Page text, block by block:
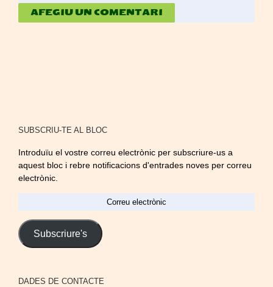
SUBSCRIU-TE AL BLOC
Introduïu el vostre correu electrònic per subscriure-us a
aquest bloc i rebre notificacions d'entrades noves per correu
electrònic.
Subscriure's
DADES DE CONTACTE